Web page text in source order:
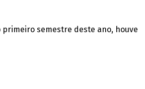
primeiro semestre deste ano, houve